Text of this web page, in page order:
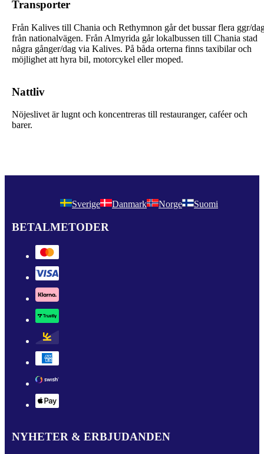
Transporter
Från Kalives till Chania och Rethymnon går det bussar flera ggr/
från nationalvägen. Från Almyrida går lokalbussen till Chania stad
några gånger/dag via Kalives. På båda orterna finns taxibilar och
möjlighet att hyra bil, motorcykel eller moped.
Nattliv
Nöjeslivet är lugnt och koncentreras till restauranger, caféer och
barer.
Sverige Danmark Norge Suomi
BETALMETODER
NYHETER & ERBJUDANDEN